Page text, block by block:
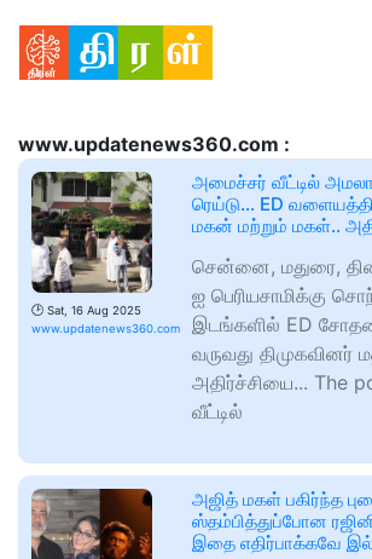
www.updatenews360.com :
🕑 Sat, 16 Aug 2025
www.updatenews360.com
அமைச்சர் வீட்டில்
ரெய்டு… ED
மகன் மற்றும் மகள்..
சென்னை, மதுரை,
ஐ பெரியசாமிக்கு
இடங்களில் ED
வருவது திமுகவினர்
அதிர்ச்சியை... The
வீட்டில்
அஜித் மகள் பகிர்ந்த
ஸ்தம்பித்துப்போன
இதை எதிர்பாக்கவே